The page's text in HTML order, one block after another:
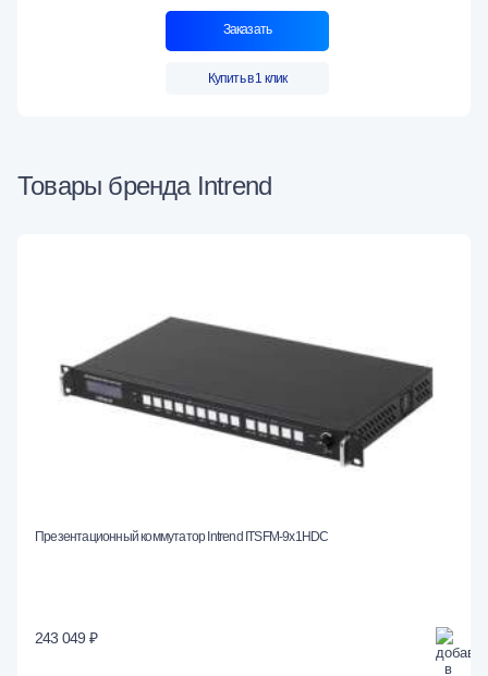
Заказать
Купить в 1 клик
Товары бренда Intrend
Презентационный коммутатор Intrend ITSFM-9x1HDC
243 049 ₽